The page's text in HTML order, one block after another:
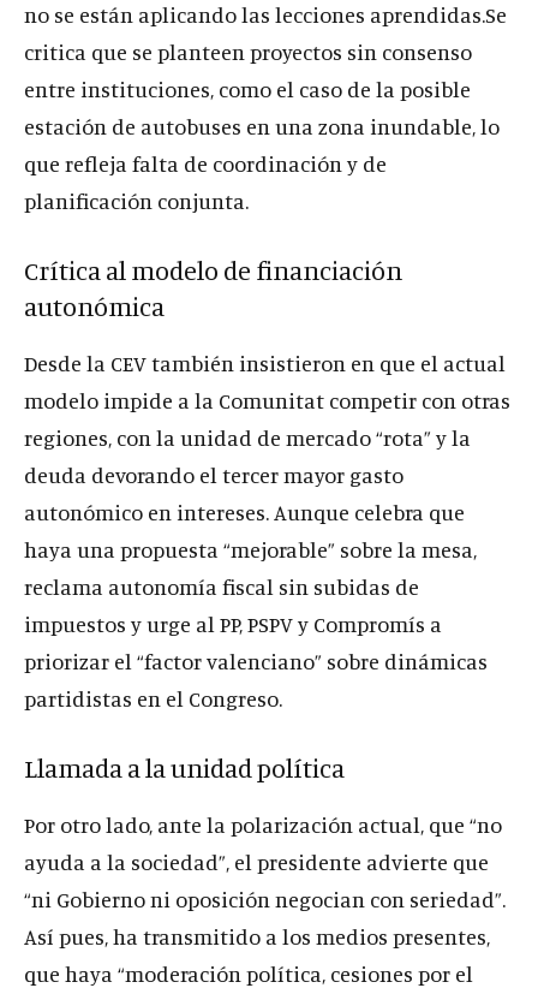
no se están aplicando las lecciones aprendidas.Se
critica que se planteen proyectos sin consenso
entre instituciones, como el caso de la posible
estación de autobuses en una zona inundable, lo
que refleja falta de coordinación y de
planificación conjunta.
Crítica al modelo de financiación
autonómica
Desde la CEV también insistieron en que el actual
modelo impide a la Comunitat competir con otras
regiones, con la unidad de mercado “rota” y la
deuda devorando el tercer mayor gasto
autonómico en intereses. Aunque celebra que
haya una propuesta “mejorable” sobre la mesa,
reclama autonomía fiscal sin subidas de
impuestos y urge al PP, PSPV y Compromís a
priorizar el “factor valenciano” sobre dinámicas
partidistas en el Congreso.
Llamada a la unidad política
Por otro lado, ante la polarización actual, que “no
ayuda a la sociedad”, el presidente advierte que
“ni Gobierno ni oposición negocian con seriedad”.
Así pues, ha transmitido a los medios presentes,
que haya “moderación política, cesiones por el